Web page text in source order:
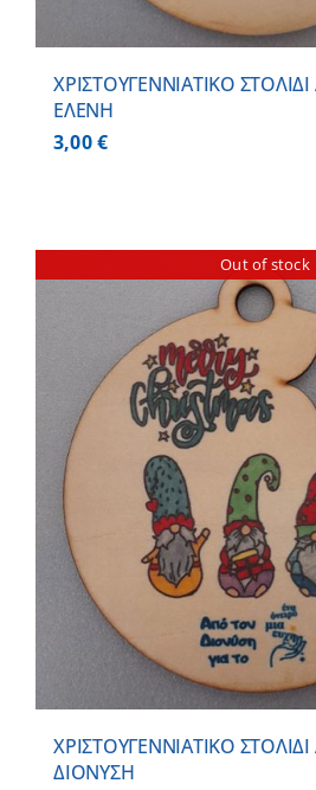
ΧΡΙΣΤΟΥΓΕΝΝΙΑΤΙΚΟ
ΕΛΕΝΗ
3,00€
Out of stock
ΧΡΙΣΤΟΥΓΕΝΝΙΑΤΙΚΟ ΣΤΟΛΙΔΙ
ΔΙΟΝΥΣΗ